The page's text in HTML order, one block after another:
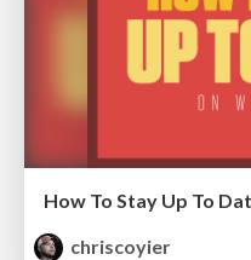
How To Stay Up To
chriscoyier